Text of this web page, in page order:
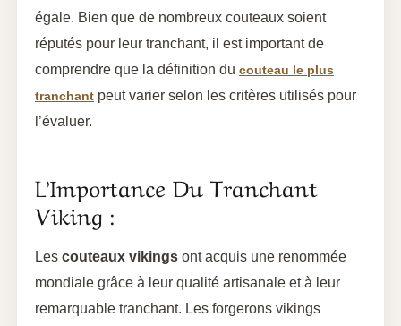
égale. Bien que de nombreux couteaux soient
réputés pour leur tranchant, il est important de
comprendre que la définition du couteau le plus
tranchant peut varier selon les critères utilisés pour
l’évaluer.
L’Importance Du Tranchant
Viking :
Les couteaux vikings ont acquis une renommée
mondiale grâce à leur qualité artisanale et à leur
remarquable tranchant. Les forgerons vikings